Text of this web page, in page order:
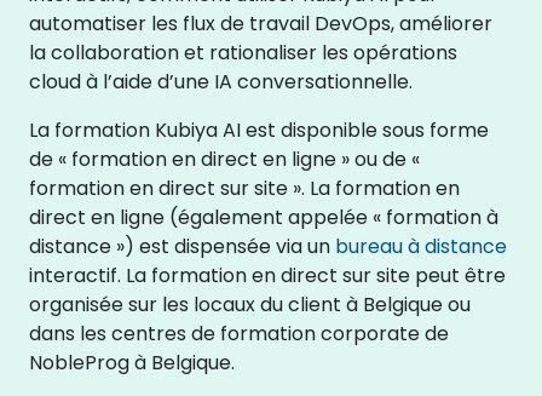
automatiser les flux de travail DevOps, améliorer
la collaboration et rationaliser les opérations
cloud à l’aide d’une IA conversationnelle.
La formation Kubiya AI est disponible sous forme
de « formation en direct en ligne » ou de «
formation en direct sur site ». La formation en
direct en ligne (également appelée « formation à
distance ») est dispensée via un bureau à distance
interactif. La formation en direct sur site peut être
organisée sur les locaux du client à Belgique ou
dans les centres de formation corporate de
NobleProg à Belgique.